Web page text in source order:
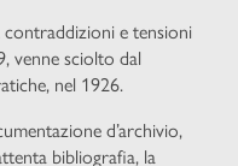
e tensioni
venne sciolto dal
nel 1926.
d’archivio,
bibliografia, la